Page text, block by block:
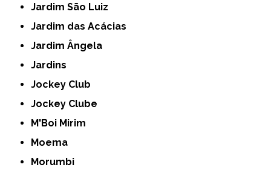
Jardim São Luiz
Jardim das Acácias
Jardim Ângela
Jardins
Jockey Club
Jockey Clube
M'Boi Mirim
Moema
Morumbi